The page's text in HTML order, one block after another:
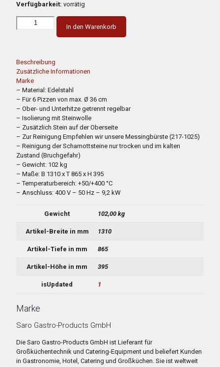
Verfügbarkeit: vorrätig
In den Warenkorb
Beschreibung
Zusätzliche Informationen
Marke
– Material: Edelstahl
– Für 6 Pizzen von max. Ø 36 cm
– Ober- und Unterhitze getrennt regelbar
– Isolierung mit Steinwolle
– Zusätzlich Stein auf der Oberseite
– Zur Reinigung Empfehlen wir unsere Messingbürste (217-1025)
– Reinigung der Schamottsteine nur trocken und im kalten
Zustand (Bruchgefahr)
– Gewicht: 102 kg
– Maße: B 1310 x T 865 x H 395
– Temperaturbereich: +50/+400 °C
– Anschluss: 400 V – 50 Hz – 9,2 kW
Gewicht 102,00 kg
Artikel-Breite in mm 1310
Artikel-Tiefe in mm 865
Artikel-Höhe in mm 395
isUpdated 1
Marke
Saro Gastro-Products GmbH
Die Saro Gastro-Products GmbH ist Lieferant für
Großküchentechnik und Catering-Equipment und beliefert Kunden
in Gastronomie, Hotel, Catering und Großküchen. Sie ist weltweit